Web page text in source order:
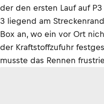
der den ersten Lauf auf
3 liegend am
Box an, wo ein vor Ort
der Kraftstoffzufuhr
musste das Rennen